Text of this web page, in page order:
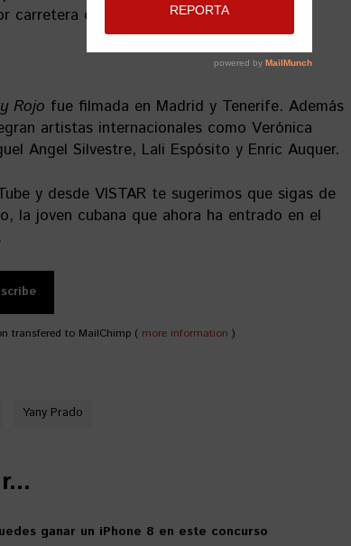
carretera con un único objetivo: sobrevivir.
Rojo fue filmada en Madrid y Tenerife. Además
artistas internacionales como Verónica
Angel Silvestre, Lali Espósito y Enric Auquer.
y desde VISTAR te sugerimos que sigas de
la joven cubana que ahora ha entrado en el
transfered to MailChimp ( more information )
Yany Prado
ganar un iPhone 8 en este concurso